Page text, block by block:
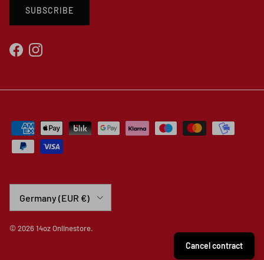
SUBSCRIBE
FacebookInstagram
Germany (EUR €)
© 202614oz Onlinestore.
Cancel contract